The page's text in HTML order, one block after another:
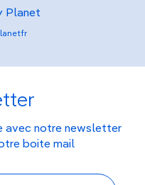
Planet
avec notre newsletter
boite mail